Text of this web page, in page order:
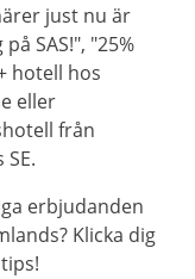
just nu är
SAS!", "25%
hotell hos
eller
från
erbjudanden
Klicka dig